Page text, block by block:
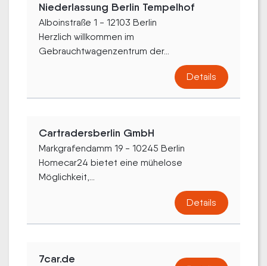
Niederlassung Berlin Tempelhof
Alboinstraße 1 - 12103 Berlin
Herzlich willkommen im
Gebrauchtwagenzentrum der...
Details
Cartradersberlin GmbH
Markgrafendamm 19 - 10245 Berlin
Homecar24 bietet eine mühelose
Möglichkeit,...
Details
7car.de